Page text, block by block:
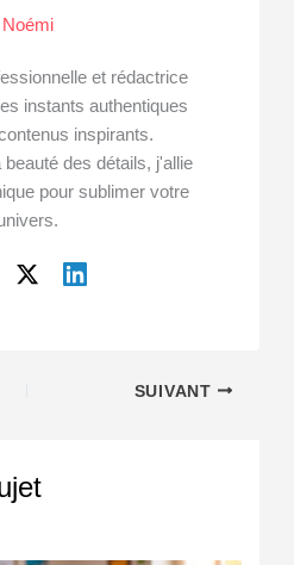
Noémi
et rédactrice
instants authentiques
inspirants.
beauté des détails, j'allie
pour sublimer votre
SUIVANT